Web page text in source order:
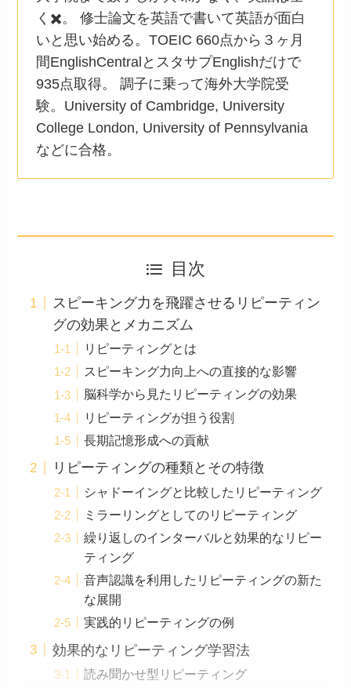
く✖️。 修士論文を英語で書いて英語が面白
いと思い始める。TOEIC 660点から３ヶ月
間EnglishCentralとスタサプEnglishだけで
935点取得。 調子に乗って海外大学院受
験。University of Cambridge, University
College London, University of Pennsylvania
などに合格。
目次
スピーキング力を飛躍させるリピーティン
グの効果とメカニズム
リピーティングとは
スピーキング力向上への直接的な影響
脳科学から見たリピーティングの効果
リピーティングが担う役割
長期記憶形成への貢献
リピーティングの種類とその特徴
シャドーイングと比較したリピーティング
ミラーリングとしてのリピーティング
繰り返しのインターバルと効果的なリピー
ティング
音声認識を利用したリピーティングの新た
な展開
実践的リピーティングの例
効果的なリピーティング学習法
読み聞かせ型リピーティング